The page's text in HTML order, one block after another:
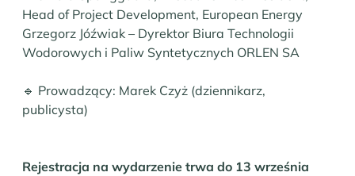
Head of Project Development, European Energy
Grzegorz Jóźwiak – Dyrektor Biura Technologii
Wodorowych i Paliw Syntetycznych ORLEN SA
🔹 Prowadzący: Marek Czyż (dziennikarz,
publicysta)
Rejestracja na wydarzenie trwa do 13 września